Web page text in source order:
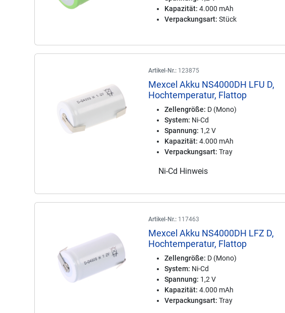
Kapazität: 4.000 mAh
Verpackungsart: Stück
Artikel-Nr.: 123875
Mexcel Akku NS4000DH LFU D,
Hochtemperatur, Flattop
Zellengröße: D (Mono)
System: Ni-Cd
Spannung: 1,2 V
Kapazität: 4.000 mAh
Verpackungsart: Tray
Ni-Cd Hinweis
Artikel-Nr.: 117463
Mexcel Akku NS4000DH LFZ D,
Hochtemperatur, Flattop
Zellengröße: D (Mono)
System: Ni-Cd
Spannung: 1,2 V
Kapazität: 4.000 mAh
Verpackungsart: Tray